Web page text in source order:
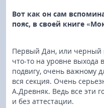
Вот как он сам
пояс, в своей книге
Первый Дан, или черный
что-то на уровне выхода
подвигу, очень важному
вся секция. Очень
А.Древняк. Ведь все эти
и без аттестации.